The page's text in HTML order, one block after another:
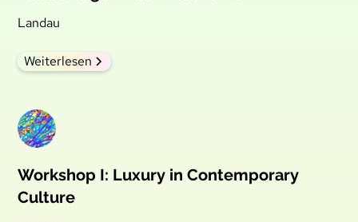
Landau
Weiterlesen
Workshop I: Luxury in Contemporary
Culture